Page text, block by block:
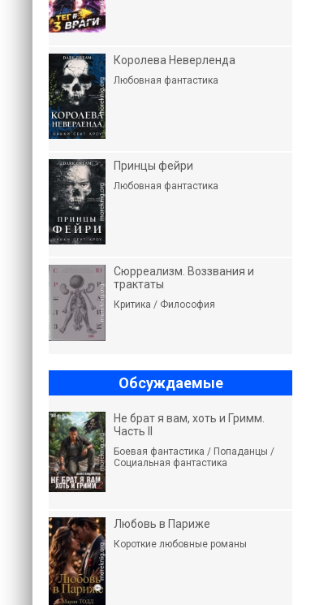
Королева Неверленда
Любовная фантастика
Принцы фейри
Любовная фантастика
Сюрреализм. Воззвания и
трактаты
Критика / Философия
Обсуждаемые
Не брат я вам, хоть и Гримм.
Часть II
Боевая фантастика / Попаданцы /
Социальная фантастика
Любовь в Париже
Короткие любовные романы